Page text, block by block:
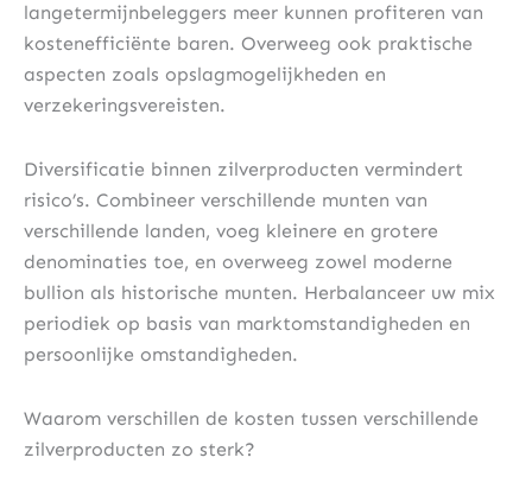
langetermijnbeleggers meer kunnen profiteren van
kostenefficiënte baren. Overweeg ook praktische
aspecten zoals opslagmogelijkheden en
verzekeringsvereisten.
Diversificatie binnen zilverproducten vermindert
risico’s. Combineer verschillende munten van
verschillende landen, voeg kleinere en grotere
denominaties toe, en overweeg zowel moderne
bullion als historische munten. Herbalanceer uw mix
periodiek op basis van marktomstandigheden en
persoonlijke omstandigheden.
Waarom verschillen de kosten tussen verschillende
zilverproducten zo sterk?